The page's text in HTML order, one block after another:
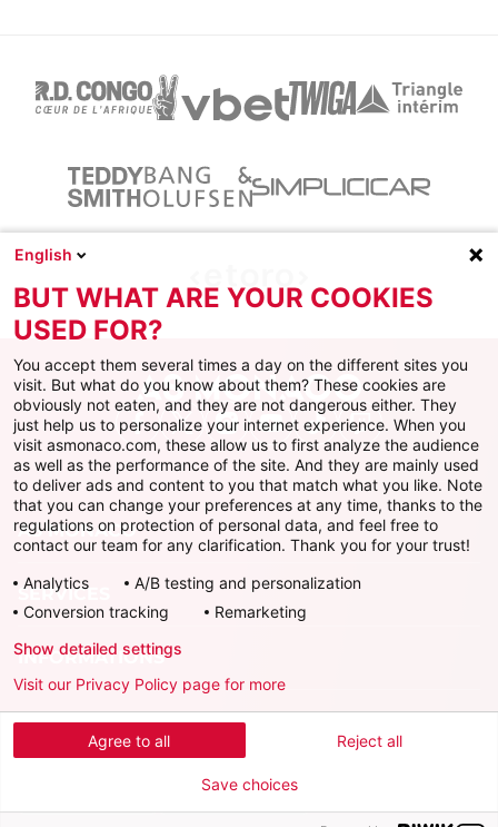
Facebook
X Instagram
YoutubeTikTokTwitch
AS MONACO
SERVICES
INFORMATIONS
Télécharger l'AS Monaco App
English
BUT WHAT ARE YOUR COOKIES
USED FOR?
You accept them several times a day on the different sites you
visit. But what do you know about them? These cookies are
obviously not eaten, and they are not dangerous either. They
just help us to personalize your internet experience. When you
visit asmonaco.com, these allow us to first analyze the audience
as well as the performance of the site. And they are mainly used
to deliver ads and content to you that match what you like. Note
that you can change your preferences at any time, thanks to the
regulations on protection of personal data, and feel free to
contact our team for any clarification. Thank you for your trust!
Analytics
A/B testing and personalization
Conversion tracking
Remarketing
Agree to all Reject all
Show detailed settings
Visit our Privacy Policy page for more
Save choices